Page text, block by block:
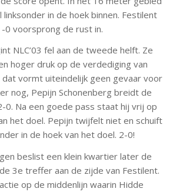
linksonder in de hoek binnen. Festilent
0 voorsprong de rust in.
NLC’03 fel aan de tweede helft. Ze
hoger druk op de verdediging van
dat vormt uiteindelijk geen gevaar voor
nog, Pepijn Schonenberg breidt de
0. Na een goede pass staat hij vrij op
het doel. Pepijn twijfelt niet en schuift
in de hoek van het doel. 2-0!
beslist een klein kwartier later de
3e treffer aan de zijde van Festilent.
op de middenlijn waarin Hidde